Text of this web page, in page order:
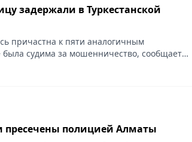
задержали в Туркестанской
причастна к пяти аналогичным
судима за мошенничество, сообщает
пресечены полицией Алматы